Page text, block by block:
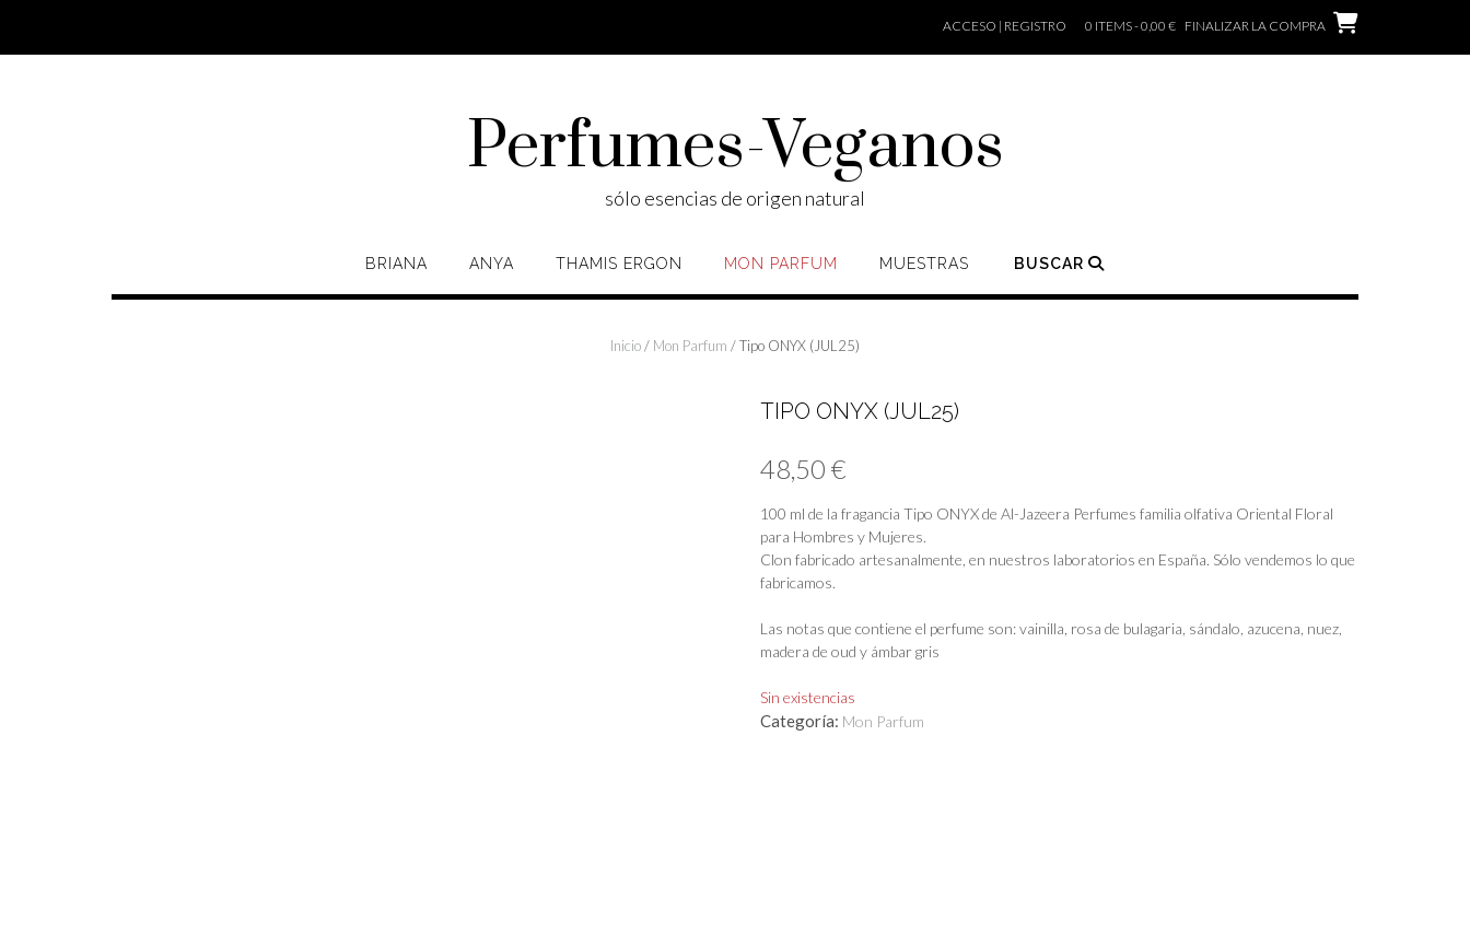
contenido
ACCESO | REGISTRO 0 ITEMS - 0,00 € FINALIZAR LA COMPRA
Perfumes-Veganos
sólo esencias de origen natural
BRIANA ANYA THAMIS ERGON MON PARFUM MUESTRAS BUSCAR
Inicio/ Mon Parfum / Tipo ONYX (JUL25)
TIPO ONYX (JUL25)
48,50 €
100 ml de la fragancia Tipo ONYX de Al-Jazeera Perfumes familia olfativa Oriental Floral
para Hombres y Mujeres.
Clon fabricado artesanalmente, en nuestros laboratorios en España. Sólo vendemos lo que
fabricamos.
Las notas que contiene el perfume son: vainilla, rosa de bulagaria, sándalo, azucena, nuez,
madera de oud y ámbar gris
Sin existencias
Categoría: Mon Parfum